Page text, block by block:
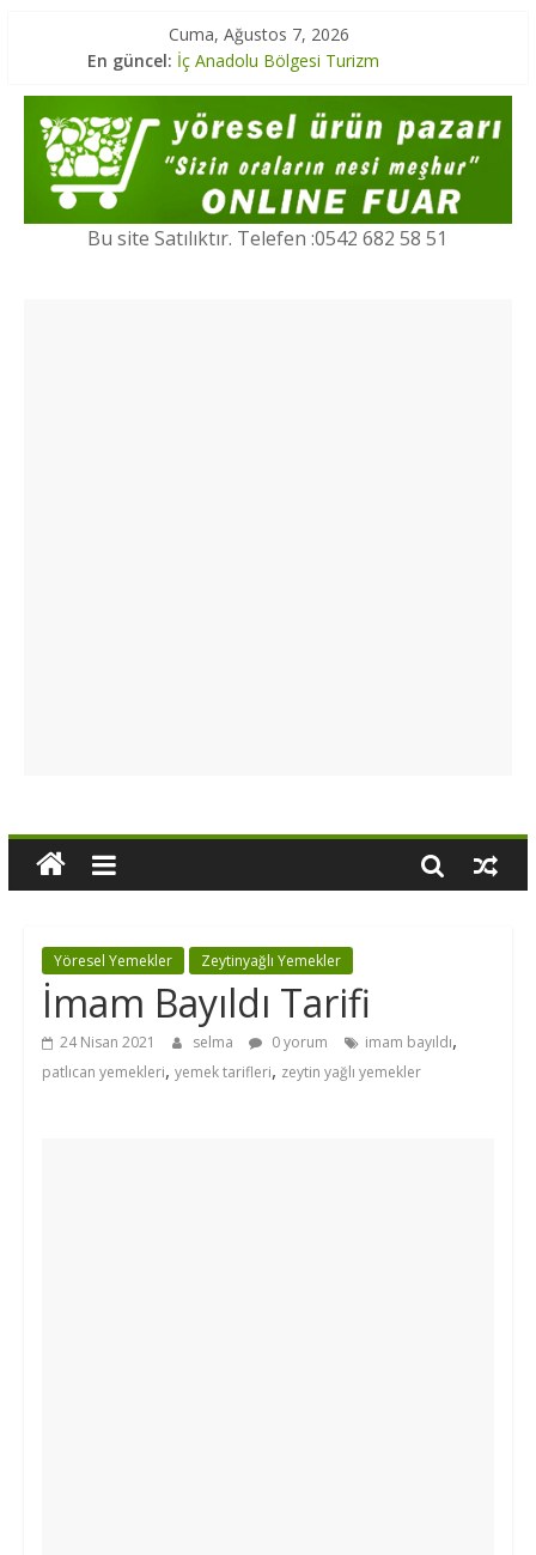
Cuma, Ağustos 7, 2026
En güncel: İç Anadolu Bölgesi Turizm
Ege Bölgesi Yöresel Ürünler
Marmara Bölgesi Turizm
Karadeniz Bölgesi Turizm
Bu site Satılıktır. Telefen :0542 682 58 51
Yöresel Yemekler Zeytinyağlı Yemekler
İmam Bayıldı Tarifi
24 Nisan 2021 selma 0 yorum imam bayıldı,
patlıcan yemekleri, yemek tarifleri, zeytin yağlı yemekler